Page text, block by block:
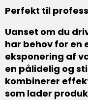
Perfekt til
Uanset om du
har behov for en
eksponering af
en pålidelig og
kombinerer
som lader